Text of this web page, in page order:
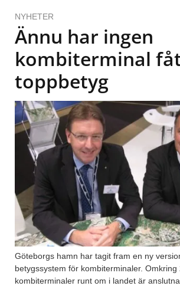
NYHETER
Ännu har ingen
kombiterminal
toppbetyg
Göteborgs hamn har tagit fram en ny
betygssystem för kombiterminaler. Omkring
kombiterminaler runt om i landet är